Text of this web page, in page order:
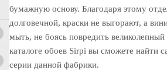
бумажную основу. Благодаря этому
долговечной, краски не выгорают, а
мыть, не боясь повредить
каталоге обоев Sirpi вы сможете найти
серии данной фабрики.